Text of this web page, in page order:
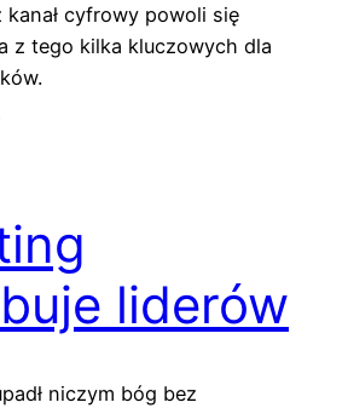
cyfrowy powoli się
z tego kilka kluczowych dla
liderów
niczym bóg bez